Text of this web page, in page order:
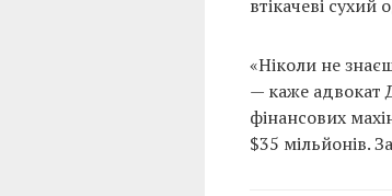
втікачеві сухий
«Ніколи не
— каже адвокат
фінансових
$35 мільйонів.